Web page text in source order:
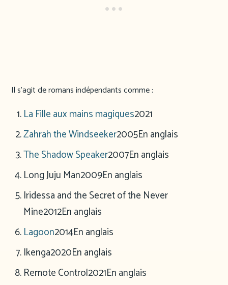
Il s’agit de romans indépendants comme :
La Fille aux mains magiques2021
Zahrah the Windseeker2005En anglais
The Shadow Speaker2007En anglais
Long Juju Man2009En anglais
Iridessa and the Secret of the Never
Mine2012En anglais
Lagoon2014En anglais
Ikenga2020En anglais
Remote Control2021En anglais